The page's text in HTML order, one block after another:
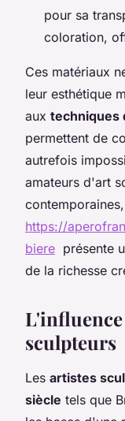
pour sa
coloration,
Ces matériaux
leur esthétique
aux techniques
permettent de
autrefois
amateurs d'art
https://
biere présente
de la richesse
sculpteurs
Les artistes
siècle tels que